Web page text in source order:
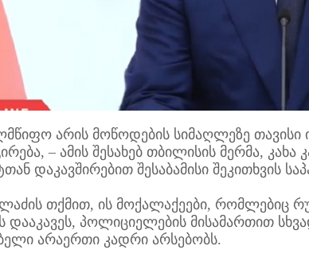
არის მოწოდების სიმაღლეზე თავისი
– ამის შესახებ თბილისის მერმა,
დაკავშირებით შესაბამისი შეკითხვის
თქმით, ის მოქალაქეები, რომლებიც
დააკავეს, პოლიციელების მისამართით
არაერთი კადრი არსებობს.